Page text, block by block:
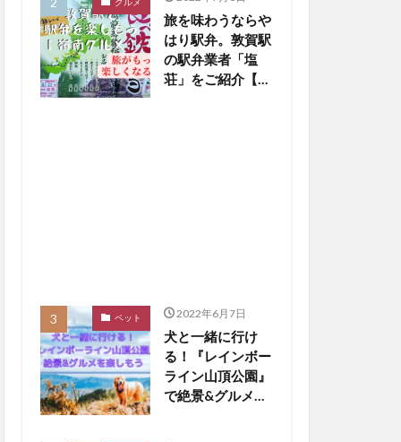
旅を味わうならや
はり駅弁。敦賀駅
の駅弁業者「塩
荘」をご紹介【嶺
ペット 2022年6月7日
犬と一緒に行け
る！『レインボー
ライン山頂公園』
で絶景&グルメを